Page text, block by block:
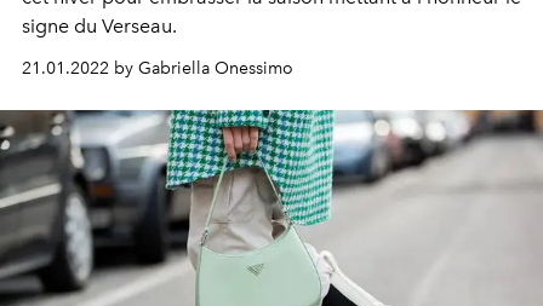
signe du Verseau.
21.01.2022 by Gabriella Onessimo